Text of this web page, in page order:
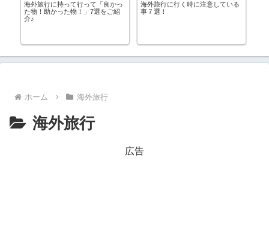
海外旅行に持って行って「良かっ
た物！助かった物！」7選をご紹
介♪
海外旅行に行く時に注意している
事７選！
ホーム 海外旅行
海外旅行
広告